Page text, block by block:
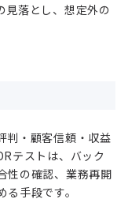
見落とし、想定外の
判・顧客信頼・収益
テストは、バック
性の確認、業務再開
手段です。